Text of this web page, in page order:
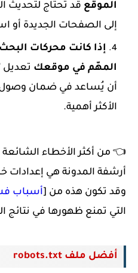
الموقع قد تحتاج لتحديث
إلى الصفحات الجديدة أو
إذا كانت محركات
المهّم في موقعك
أن يُساعد في ضمان وصول
الأكثر أهمية.
👈 من أكثر الأخطاء
وقد تكون هذه من [أسباب
التي تمنع ظهورها في نتائج
أفضل ملف robots.txt